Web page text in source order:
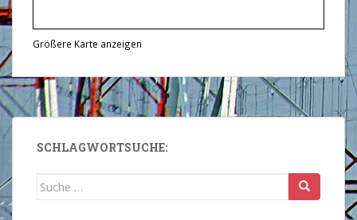
Größere Karte anzeigen
SCHLAGWORTSUCHE:
Suche